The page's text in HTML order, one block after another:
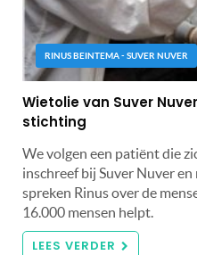
RINUS BEINTEMA - SUVER NUVER
Wietolie van Suver
stichting
We volgen een patiënt die
inschreef bij Suver Nuver
spreken Rinus over de
16.000 mensen helpt.
LEES VERDER